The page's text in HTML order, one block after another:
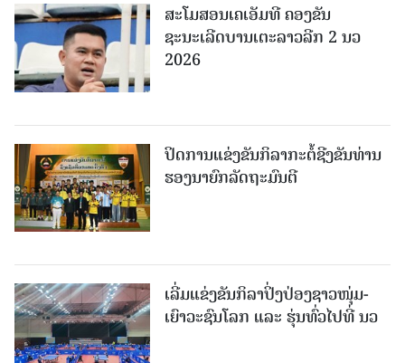
ສະໂມສອນເຄເອັມທີ ຄອງຂັນ
ຊະນະເລີດບານເຕະລາວລີກ 2 ນວ
2026
ປິດການແຂ່ງຂັນກິລາກະຕໍ້ຊີງຂັນທ່ານ
ຮອງນາຍົກລັດຖະມົນຕີ
ເລີ່ມແຂ່ງຂັນກິລາປິ່ງປ່ອງຊາວໜຸ່ມ-
ເຍົາວະຊົນໂລກ ແລະ ຮຸ່ນທົ່ວໄປທີ່ ນວ